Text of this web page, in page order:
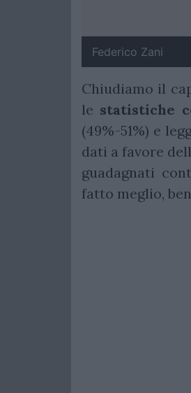
Federico Zani
Chiudiamo il
le statistiche
(49%-51%) e
dati a favore
guadagnati
fatto meglio,